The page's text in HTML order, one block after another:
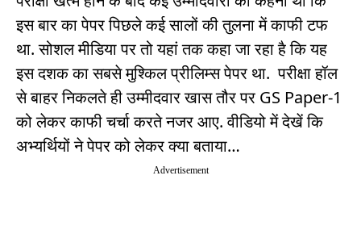
इस बार का पेपर पिछले कई सालों की तुलना में काफी टफ
था. सोशल मीडिया पर तो यहां तक कहा जा रहा है कि यह
इस दशक का सबसे मुश्किल प्रीलिम्स पेपर था. परीक्षा हॉल
से बाहर निकलते ही उम्मीदवार खास तौर पर GS Paper-1
को लेकर काफी चर्चा करते नजर आए. वीडियो में देखें कि
अभ्यर्थियों ने पेपर को लेकर क्या बताया…
Advertisement